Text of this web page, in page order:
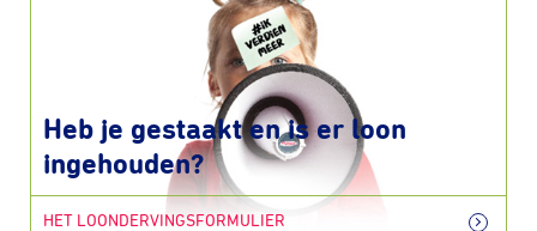
Heb je gestaakt en is er loon
ingehouden?
HET LOONDERVINGSFORMULIER